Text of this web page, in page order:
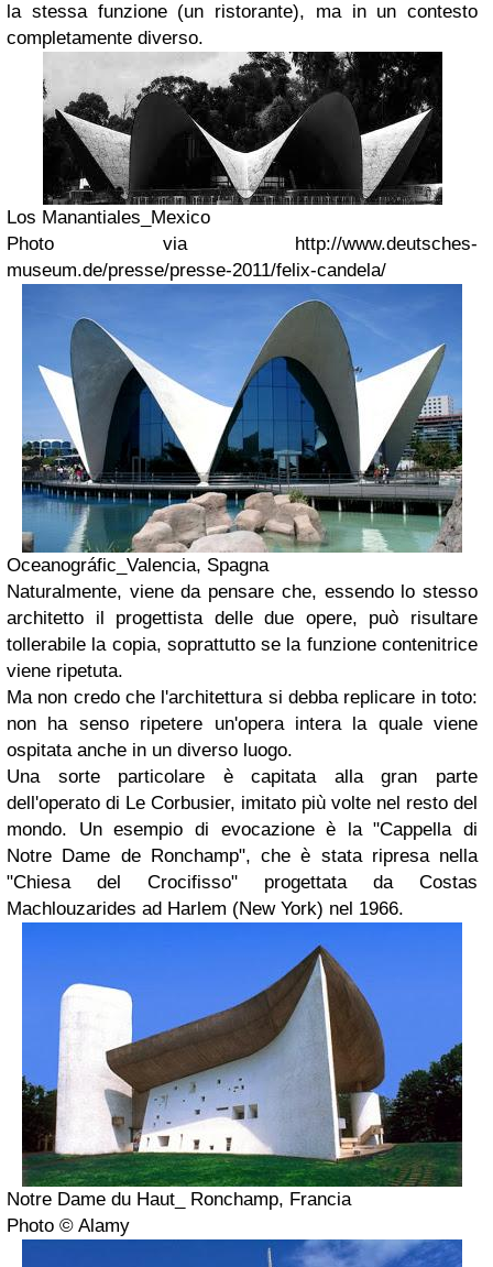
la stessa funzione (un ristorante), ma in un contesto
completamente diverso.
Los Manantiales_Mexico
Photo via http://www.deutsches-
museum.de/presse/presse-2011/felix-candela/
Oceanográfic_Valencia, Spagna
Naturalmente, viene da pensare che, essendo lo stesso
architetto il progettista delle due opere, può risultare
tollerabile la copia, soprattutto se la funzione contenitrice
viene ripetuta.
Ma non credo che l'architettura si debba replicare in toto:
non ha senso ripetere un'opera intera la quale viene
ospitata anche in un diverso luogo.
Una sorte particolare è capitata alla gran parte
dell'operato di Le Corbusier, imitato più volte nel resto del
mondo. Un esempio di evocazione è la "Cappella di
Notre Dame de Ronchamp", che è stata ripresa nella
"Chiesa del Crocifisso" progettata da Costas
Machlouzarides ad Harlem (New York) nel 1966.
Notre Dame du Haut_ Ronchamp, Francia
Photo © Alamy